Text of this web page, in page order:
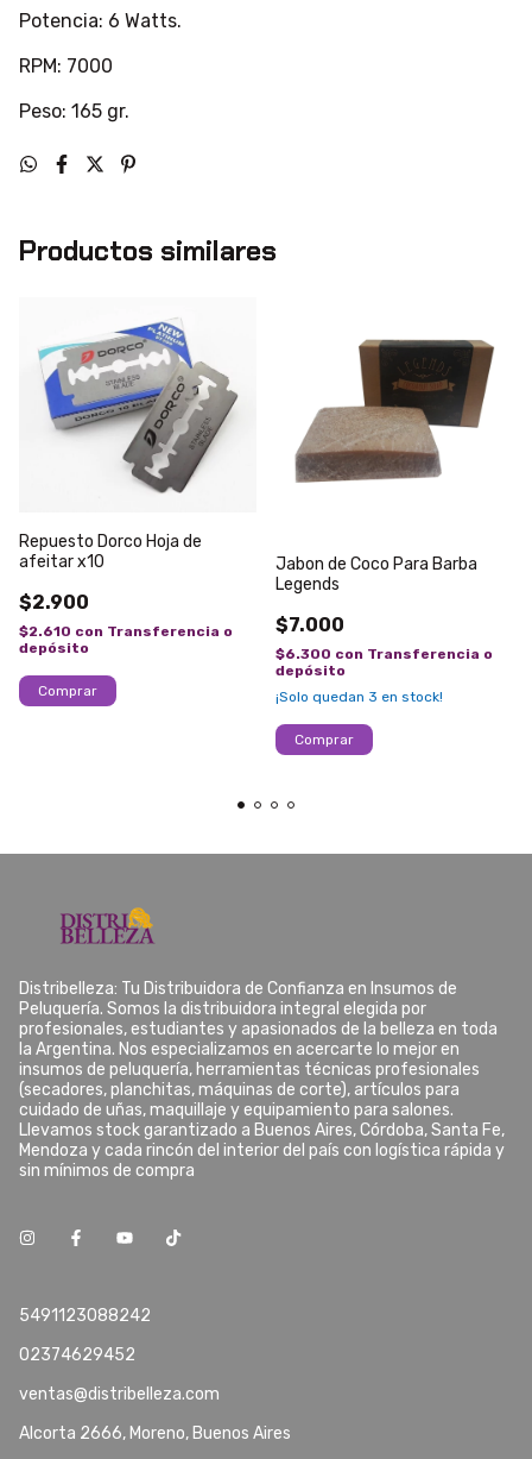
Potencia: 6 Watts.
RPM: 7000
Peso: 165 gr.
Productos similares
Repuesto Dorco Hoja de
afeitar x10
$2.900
$2.610 con Transferencia o
depósito
Jabon de Coco Para Barba
Legends
$7.000
$6.300 con Transferencia o
depósito
¡Solo quedan 3 en stock!
Distribelleza: Tu Distribuidora de Confianza en Insumos de
Peluquería. Somos la distribuidora integral elegida por
profesionales, estudiantes y apasionados de la belleza en toda
la Argentina. Nos especializamos en acercarte lo mejor en
insumos de peluquería, herramientas técnicas profesionales
(secadores, planchitas, máquinas de corte), artículos para
cuidado de uñas, maquillaje y equipamiento para salones.
Llevamos stock garantizado a Buenos Aires, Córdoba, Santa Fe,
Mendoza y cada rincón del interior del país con logística rápida y
sin mínimos de compra
5491123088242
02374629452
ventas@distribelleza.com
Alcorta 2666, Moreno, Buenos Aires